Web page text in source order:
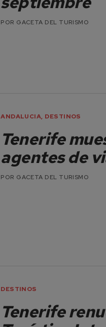
POR GACETA DEL TURISMO
ANDALUCIA, DESTINOS
Tenerife
agentes de
POR GACETA DEL TURISMO
DESTINOS
Tenerife